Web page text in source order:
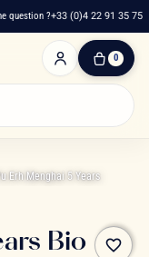
?+33 (0)4 22 91 35 75
0
0
panier
Erh Menghai 5 Years
favorite_border
Bio